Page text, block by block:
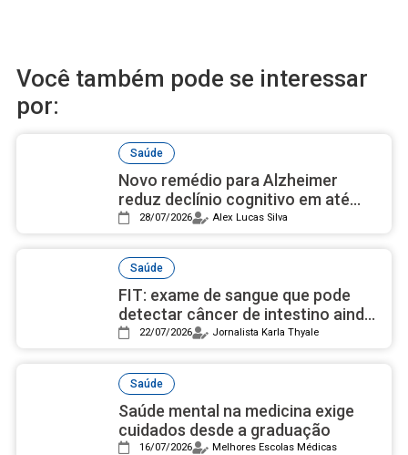
Você também pode se interessar
por:
Saúde
Novo remédio para Alzheimer
reduz declínio cognitivo em até
50% e avança nos estudos
28/07/2026 Alex Lucas Silva
Saúde
FIT: exame de sangue que pode
detectar câncer de intestino ainda
é desconhecido pela maioria
22/07/2026 Jornalista Karla Thyale
Saúde
Saúde mental na medicina exige
cuidados desde a graduação
16/07/2026 Melhores Escolas Médicas